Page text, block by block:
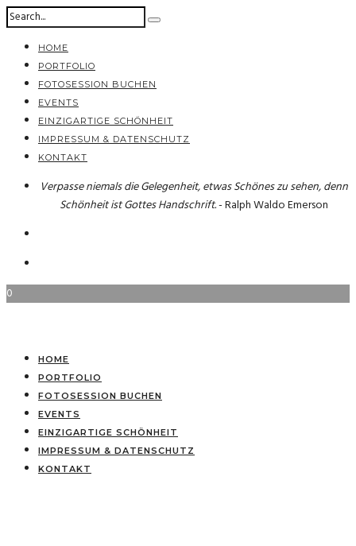
HOME
PORTFOLIO
FOTOSESSION BUCHEN
EVENTS
EINZIGARTIGE SCHÖNHEIT
IMPRESSUM & DATENSCHUTZ
KONTAKT
Verpasse niemals die Gelegenheit, etwas Schönes zu sehen, denn
Schönheit ist Gottes Handschrift.- Ralph Waldo Emerson
0
HOME
PORTFOLIO
FOTOSESSION BUCHEN
EVENTS
EINZIGARTIGE SCHÖNHEIT
IMPRESSUM & DATENSCHUTZ
KONTAKT